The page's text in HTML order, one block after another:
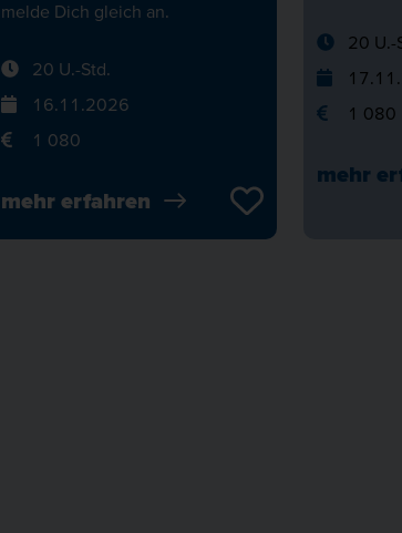
melde Dich gleich an.
20 U.-Std.
16.11.2026
1 080
mehr erfahren
20 U.-
1 080
mehr